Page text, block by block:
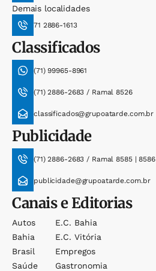
Demais localidades
71 2886-1613
Classificados
(71) 99965-8961
(71) 2886-2683 / Ramal 8526
classificados@grupoatarde.com.br
Publicidade
(71) 2886-2683 / Ramal 8585 | 8586
publicidade@grupoatarde.com.br
Canais e Editorias
Autos
Bahia
Brasil
Saúde
E.c. Bahia
E.c. Vitória
Empregos
Gastronomia